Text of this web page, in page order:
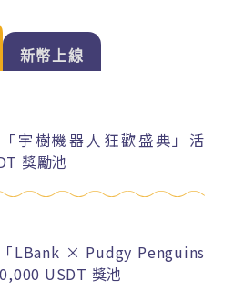
新幣上線
宇樹機器人狂歡盛典」活
獎勵池
LBank × Pudgy Penguins
USDT 獎池